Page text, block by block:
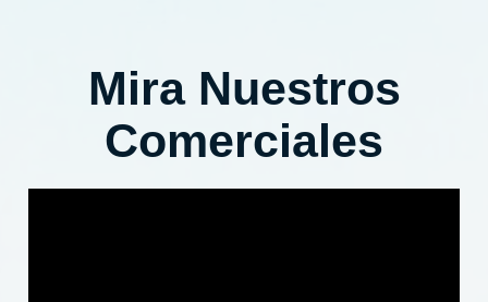
Mira Nuestros
Comerciales